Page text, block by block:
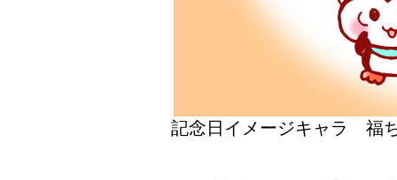
記念日イメージキャラ 福